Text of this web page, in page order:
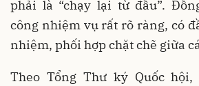
phải là “chạy lại từ đầu”.
công nhiệm vụ rất rõ ràng, có
nhiệm, phối hợp chặt chẽ giữa
Theo Tổng Thư ký Quốc hội,